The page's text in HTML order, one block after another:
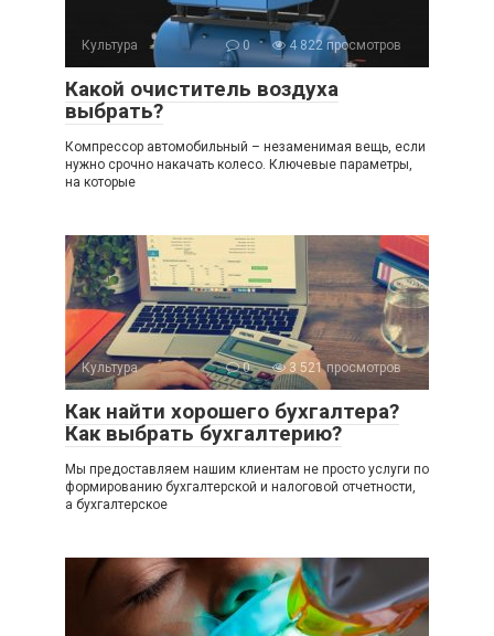
Культура 0 4 822 просмотров
Какой очиститель воздуха
выбрать?
Компрессор автомобильный – незаменимая вещь, если
нужно срочно накачать колесо. Ключевые параметры,
на которые
Культура 0 3 521 просмотров
Как найти хорошего бухгалтера?
Как выбрать бухгалтерию?
Мы предоставляем нашим клиентам не просто услуги по
формированию бухгалтерской и налоговой отчетности,
а бухгалтерское